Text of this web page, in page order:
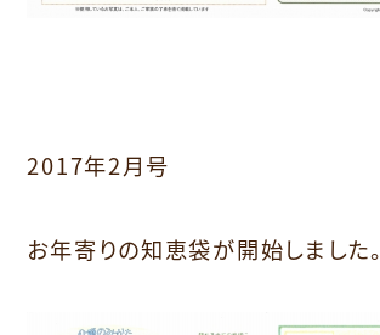
2017年2月号
お年寄りの知恵袋が開始しました。